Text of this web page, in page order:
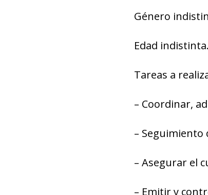
Género
Edad indistinta.
Tareas a
– Coordinar,
– Seguimiento
– Asegurar el
– Emitir y